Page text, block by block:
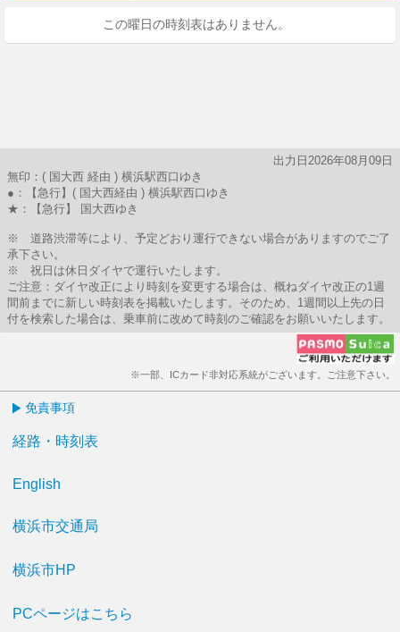
この曜日の時刻表はありません。
出力日2026年08月09日
無印：( 国大西 経由 ) 横浜駅西口ゆき
●：【急行】( 国大西経由 ) 横浜駅西口ゆき
★：【急行】 国大西ゆき
※ 道路渋滞等により、予定どおり運行できない場合がありますのでご了
承下さい。
※ 祝日は休日ダイヤで運行いたします。
ご注意：ダイヤ改正により時刻を変更する場合は、概ねダイヤ改正の1週
間前までに新しい時刻表を掲載いたします。そのため、1週間以上先の日
付を検索した場合は、乗車前に改めて時刻のご確認をお願いいたします。
※一部、ICカード非対応系統がございます。ご注意下さい。
免責事項
経路・時刻表
English
横浜市交通局
横浜市HP
PCページはこちら